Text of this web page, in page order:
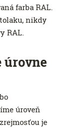
farba RAL.
nikdy
RAL.
úrovne
úroveň
je